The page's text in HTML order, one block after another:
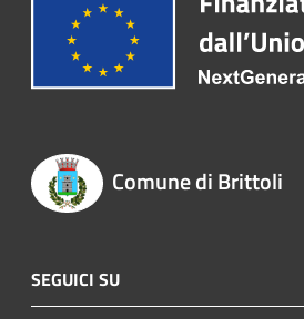
Comune di Brittoli
SEGUICI SU